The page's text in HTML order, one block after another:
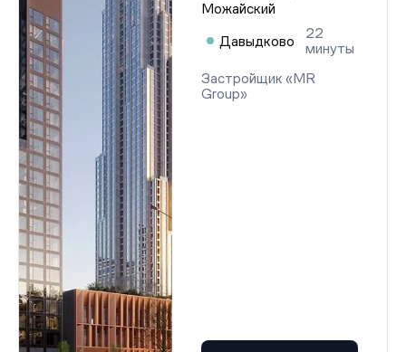
Можайский
Давыдково
22
минуты
Застройщик «MR
Group»